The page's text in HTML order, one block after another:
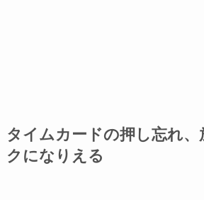
タイムカードの押し忘れ、
クになりえる